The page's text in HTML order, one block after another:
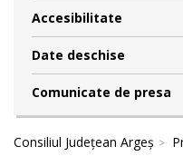
Accesibilitate
Date deschise
Comunicate de presa
Consiliul Județean Argeș